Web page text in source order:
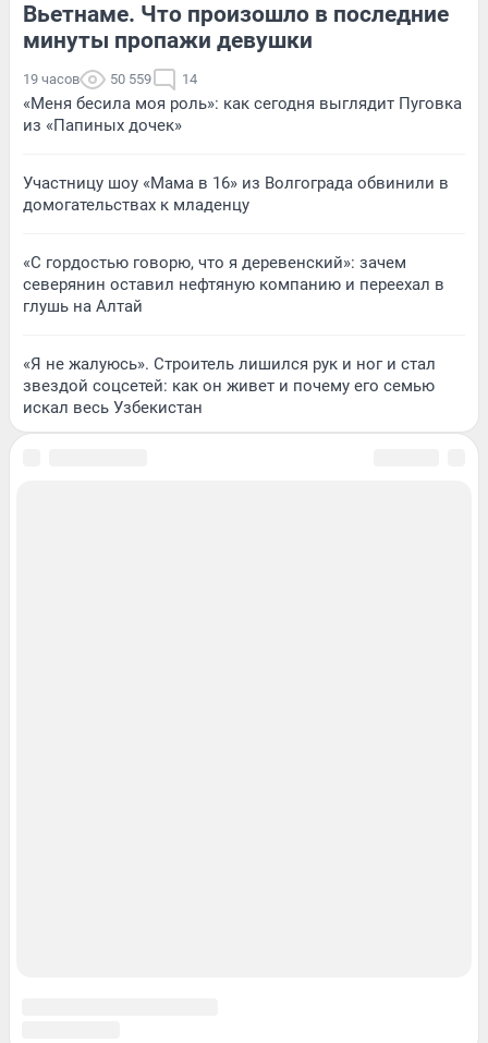
Вьетнаме. Что произошло в последние
минуты пропажи девушки
19 часов 50 559 14
«Меня бесила моя роль»: как сегодня выглядит Пуговка
из «Папиных дочек»
Участницу шоу «Мама в 16» из Волгограда обвинили в
домогательствах к младенцу
«С гордостью говорю, что я деревенский»: зачем
северянин оставил нефтяную компанию и переехал в
глушь на Алтай
«Я не жалуюсь». Строитель лишился рук и ног и стал
звездой соцсетей: как он живет и почему его семью
искал весь Узбекистан